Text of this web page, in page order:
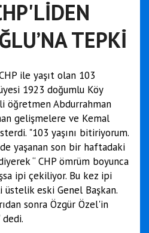
TEPKİ
ile yaşıt olan 103
1923 doğumlu Köy
öğretmen Abdurrahman
gelişmelere ve Kemal
"103 yaşını bitiriyorum.
yaşanan son bir haftadaki
“ CHP ömrüm boyunca
ipi çekiliyor. Bu kez ipi
üstelik eski Genel Başkan.
sonra Özgür Özel'in